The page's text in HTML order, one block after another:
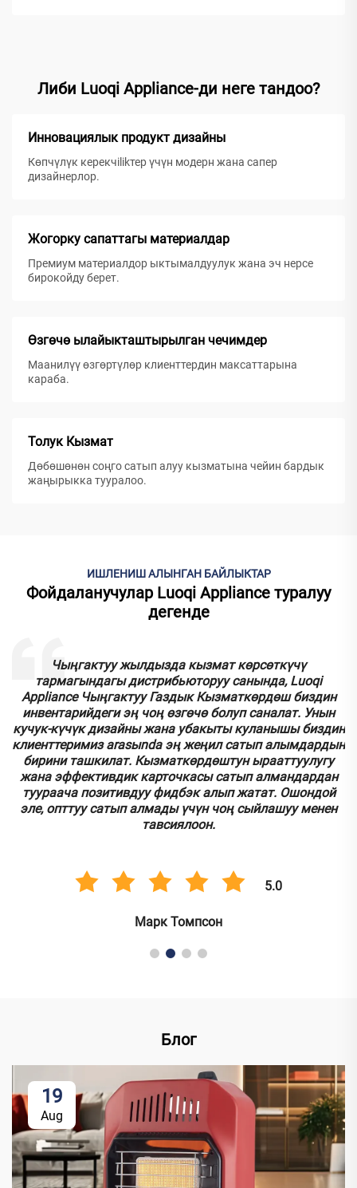
Либи Luoqi Appliance-ди неге тандоо?
Инновациялык продукт дизайны
Көпчүлүк керекчilikтер үчүн модерн жана сапер
дизайнерлор.
Жогорку сапаттагы материалдар
Премиум материалдор ыктымалдуулук жана эч нерсе
бирокойду берет.
Өзгөчө ылайыкташтырылган чечимдер
Маанилүү өзгөртүлөр клиенттердин максаттарына
караба.
Толук Кызмат
Дөбөшөнөн соңго сатып алуу кызматына чейин бардык
жаңырыкка тууралoo.
ИШЛЕНИШ АЛЫНГАН БАЙЛЫКТАР
Фойдаланучулар Luoqi Appliance туралуу
дегенде
Чыңгактуу жылдызда кызмат көрсөткүчү
тармагындагы дистрибьюторуу санында, Luoqi
Appliance Чыңгактуу Газдык Кызматкөрдөш биздин
инвентарийдеги эң чоң өзгөчө болуп саналат. Унын
кучук-күчүк дизайны жана убакыты куланышы биздин
клиенттеримиз аrasыnda эң жеңил сатып алымдардын
бирини ташкилат. Кызматкөрдөштун ырааттуулугу
жана эффективдик карточкасы сатып алмандардан
туураача позитивдуу фидбэк алып жатат. Ошондой
эле, опттуу сатып алмады үчүн чоң сыйлашуу менен
тавсиялоон.
5.0
Марк Томпсон
Блог
19
Aug